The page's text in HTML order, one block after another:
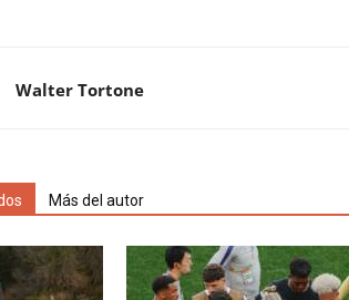
Walter Tortone
Más del autor